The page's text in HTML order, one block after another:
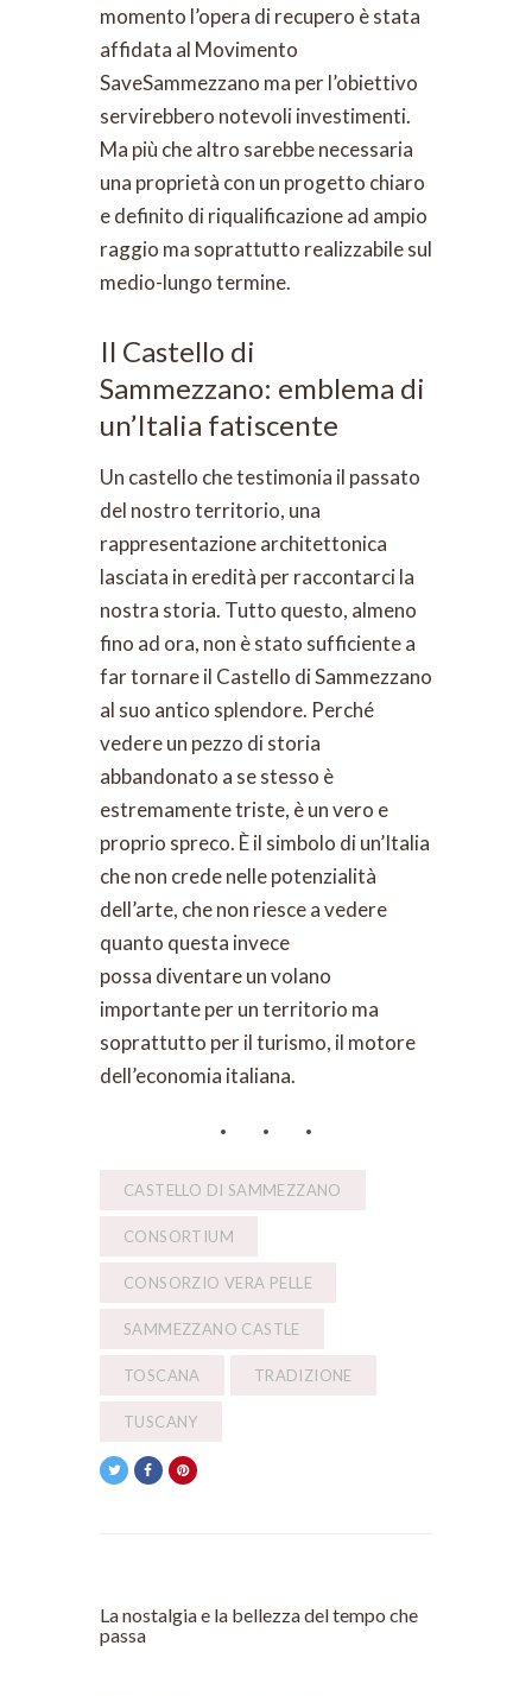
momento l’opera di recupero è stata
affidata al Movimento
SaveSammezzano ma per l’obiettivo
servirebbero notevoli investimenti.
Ma più che altro sarebbe necessaria
una proprietà con un progetto chiaro
e definito di riqualificazione ad ampio
raggio ma soprattutto realizzabile sul
medio-lungo termine.
Il Castello di
Sammezzano: emblema di
un’Italia fatiscente
Un castello che testimonia il passato
del nostro territorio, una
rappresentazione architettonica
lasciata in eredità per raccontarci la
nostra storia. Tutto questo, almeno
fino ad ora, non è stato sufficiente a
far tornare il Castello di Sammezzano
al suo antico splendore. Perché
vedere un pezzo di storia
abbandonato a se stesso è
estremamente triste, è un vero e
proprio spreco. È il simbolo di un’Italia
che non crede nelle potenzialità
dell’arte, che non riesce a vedere
quanto questa invece
possa diventare un volano
importante per un territorio ma
soprattutto per il turismo, il motore
dell’economia italiana.
CASTELLO DI SAMMEZZANO
CONSORTIUM
CONSORZIO VERA PELLE
SAMMEZZANO CASTLE
TOSCANA TRADIZIONE
TUSCANY
La nostalgia e la bellezza del tempo che
passa